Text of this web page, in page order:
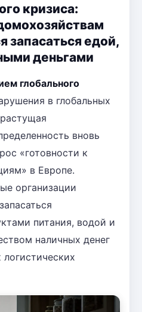
кризиса:
запасаться едой,
деньгами
глобального
в глобальных
вновь
«готовности к
в Европе.
организации
питания, водой и
наличных денег